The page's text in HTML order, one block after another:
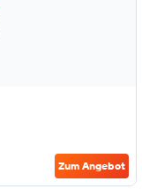
Zum Angebot